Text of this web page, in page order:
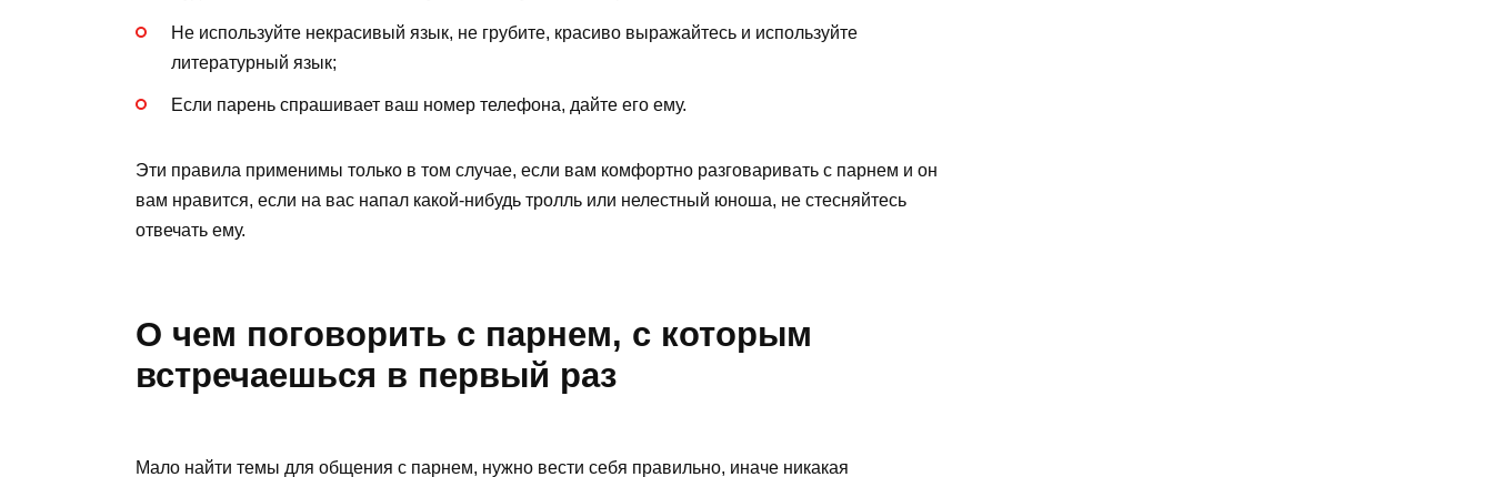
Не используйте некрасивый язык, не грубите, красиво выражайтесь и используйте
литературный язык;
Если парень спрашивает ваш номер телефона, дайте его ему.
Эти правила применимы только в том случае, если вам комфортно разговаривать с парнем и он
вам нравится, если на вас напал какой-нибудь тролль или нелестный юноша, не стесняйтесь
отвечать ему.
О чем поговорить с парнем, с которым
встречаешься в первый раз
Мало найти темы для общения с парнем, нужно вести себя правильно, иначе никакая